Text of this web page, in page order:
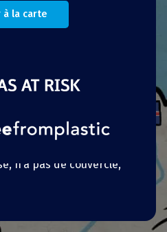
le droit d’utiliser
pour les produits
pour raisons sanitaires.
loi stipule que le
et ne dégager
de refuser de
dans le récipient s’ils
n’a pas de couvercle,
à la carte